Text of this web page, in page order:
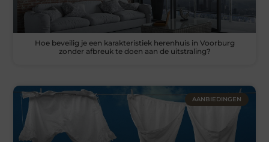
Hoe beveilig je een karakteristiek herenhuis in Voorburg
zonder afbreuk te doen aan de uitstraling?
AANBIEDINGEN